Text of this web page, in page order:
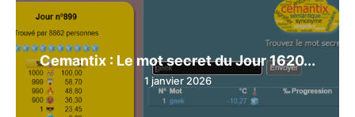
Cemantix : Le mot secret du Jour 1620...
1 janvier 2026